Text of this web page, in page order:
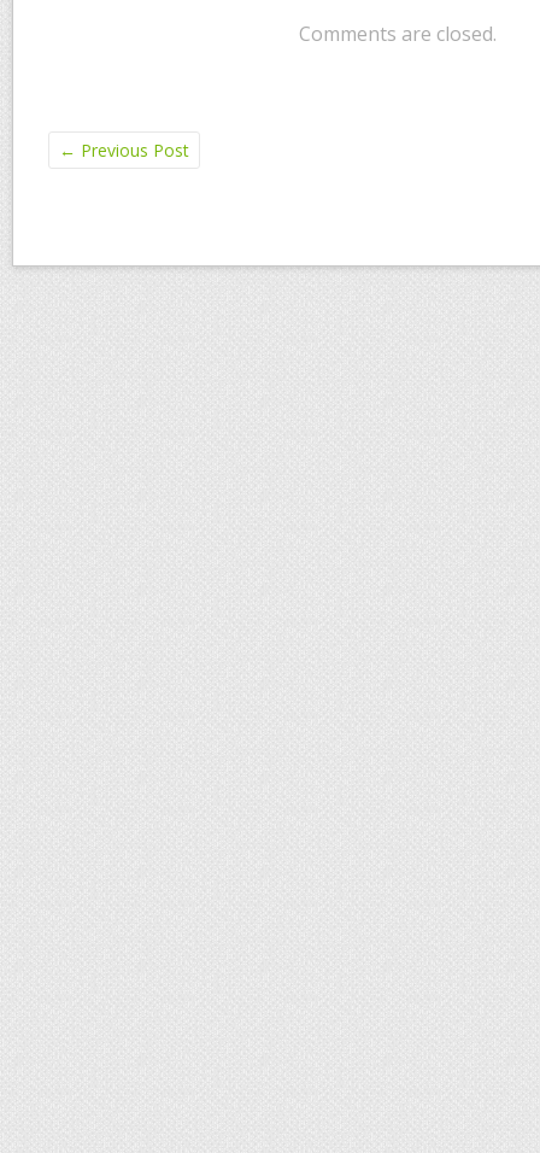
Comments are closed.
← Previous Post